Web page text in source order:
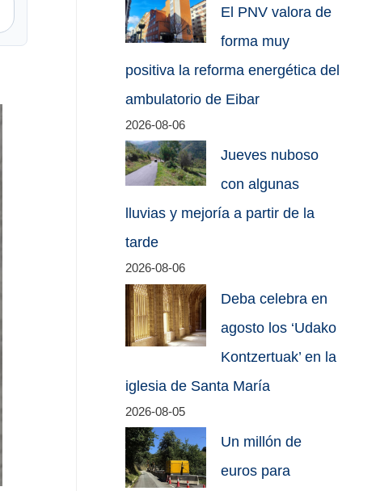
El PNV valora de
forma muy
positiva la reforma energética del
ambulatorio de Eibar
2026-08-06
Jueves nuboso
con algunas
lluvias y mejoría a partir de la
tarde
2026-08-06
Deba celebra en
agosto los ‘Udako
Kontzertuak’ en la
iglesia de Santa María
2026-08-05
Un millón de
euros para